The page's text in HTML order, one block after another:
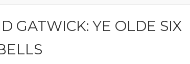
GATWICK: YE OLDE SIX